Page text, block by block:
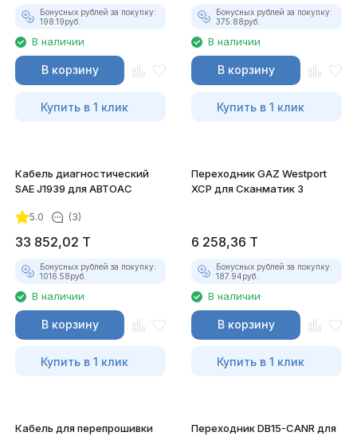
Бонусных рублей за покупку:
198.19руб.
В наличии
В корзину
Купить в 1 клик
Бонусных рублей за покупку:
375.88руб.
В наличии
В корзину
Купить в 1 клик
Кабель диагностический
SAE J1939 для АВТОАС
5.0 (3)
33 852,02 T
Бонусных рублей за покупку:
1016.58руб.
В наличии
В корзину
Купить в 1 клик
Переходник GAZ Westport
XCP для Сканматик 3
6 258,36 T
Бонусных рублей за покупку:
187.94руб.
В наличии
В корзину
Купить в 1 клик
Кабель для перепрошивки
Переходник DB15-CANR для